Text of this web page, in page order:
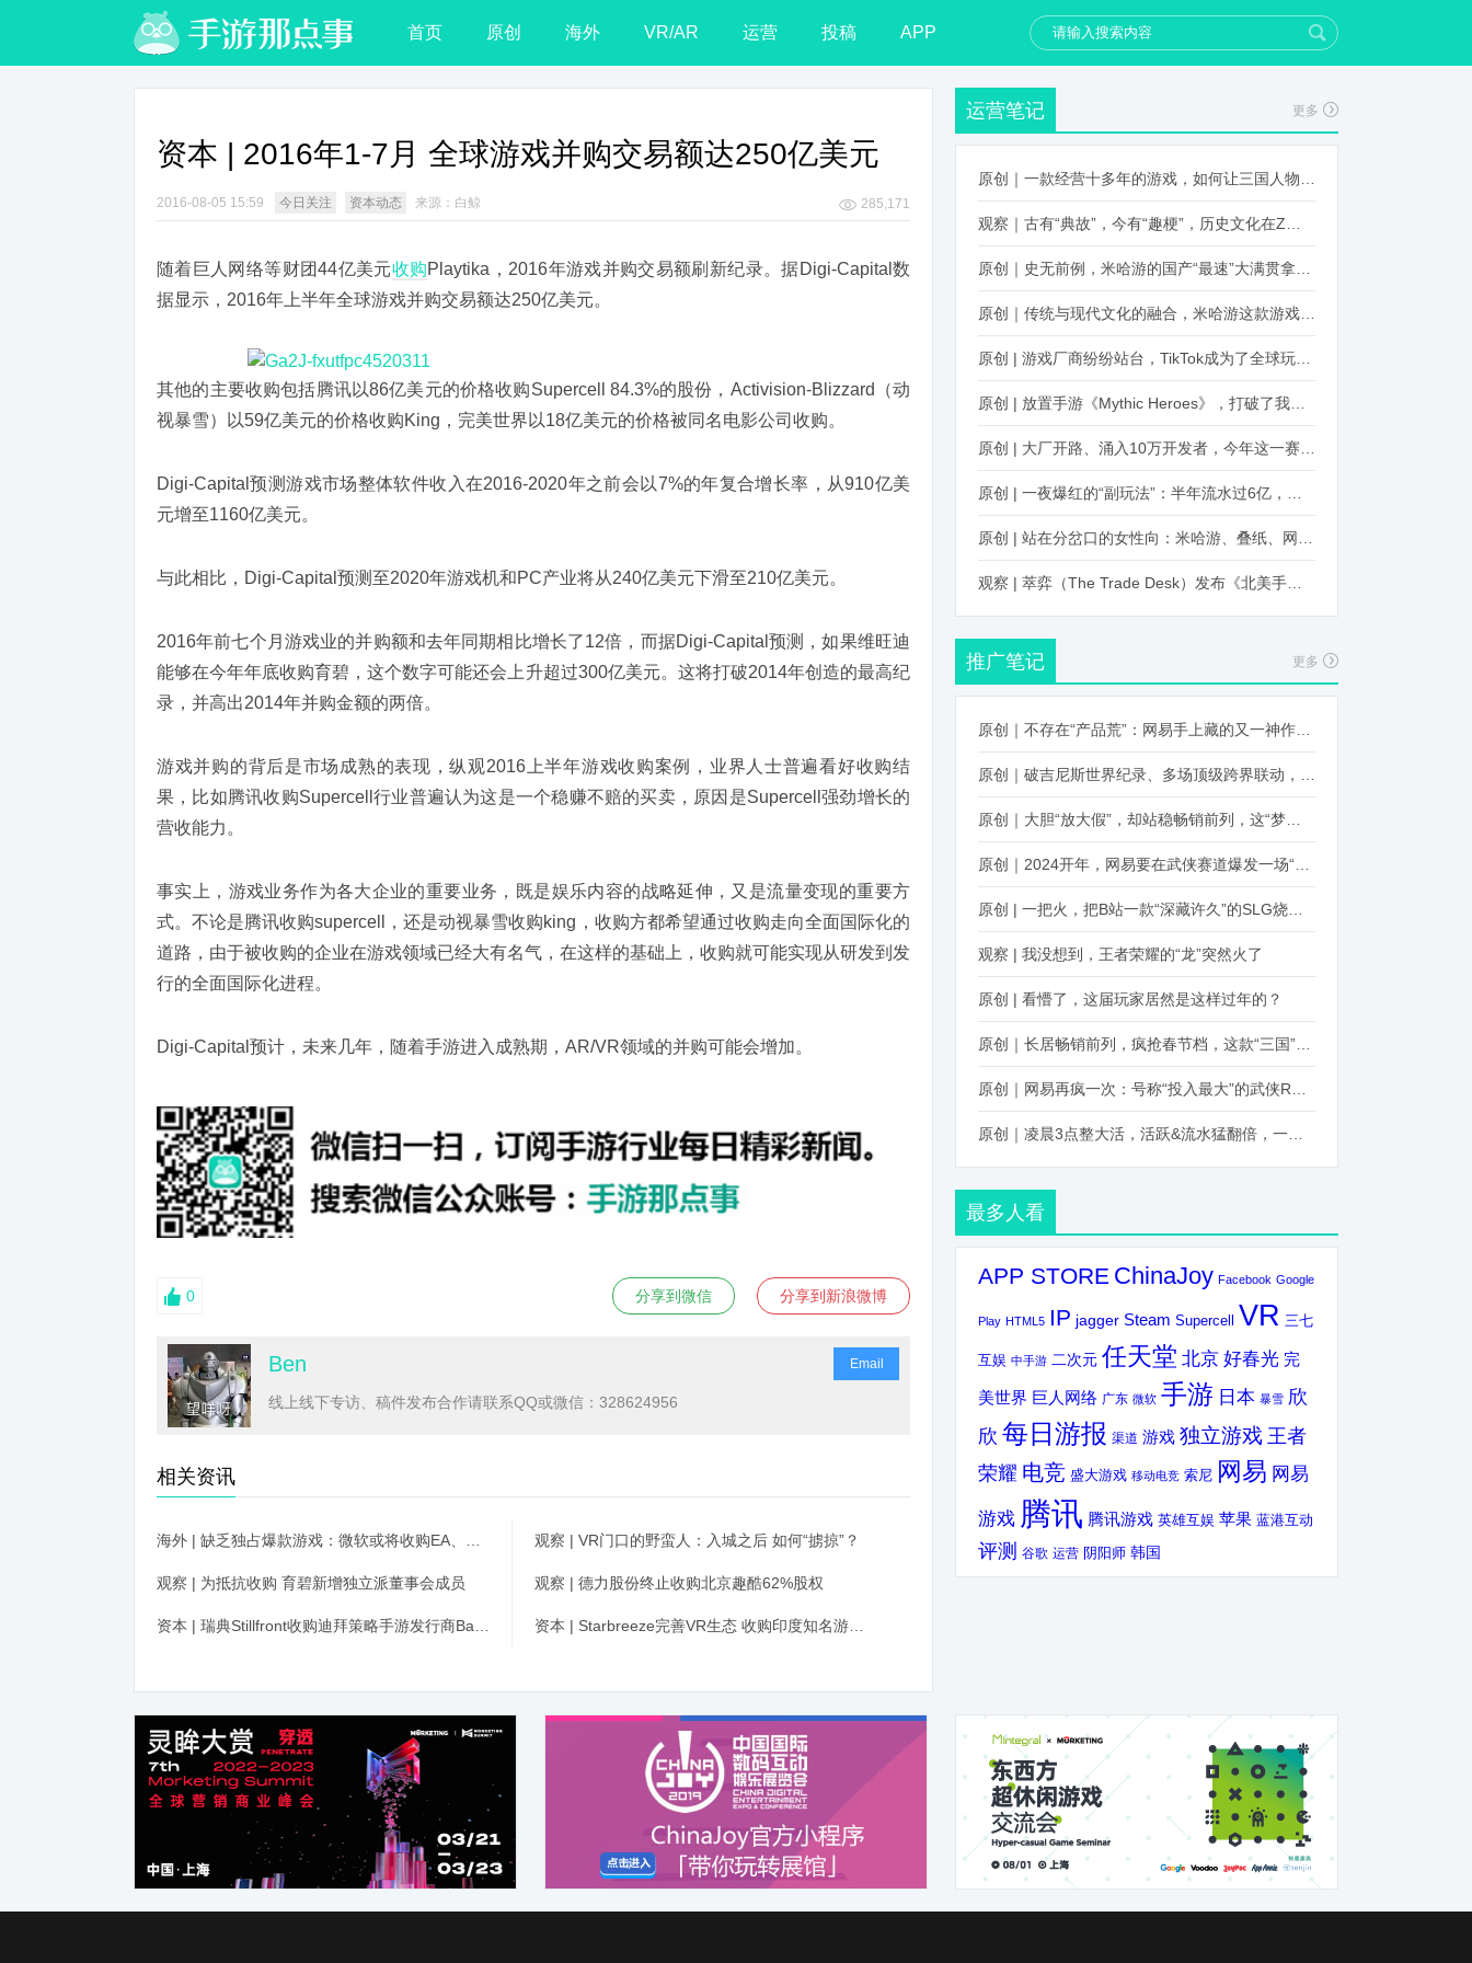
首页 原创 海外 VR/AR 运营 投稿 APP
资本 | 2016年1-7月 全球游戏并购交易额达250亿美元
2016-08-05 15:59 今日关注 资本动态 来源： 白鲸 285,171
随着巨人网络等财团44亿美元收购Playtika，2016年游戏并购交易额刷新纪录。据Digi-Capital数
据显示，2016年上半年全球游戏并购交易额达250亿美元。
其他的主要收购包括腾讯以86亿美元的价格收购Supercell 84.3%的股份，Activision-Blizzard（动
视暴雪）以59亿美元的价格收购King，完美世界以18亿美元的价格被同名电影公司收购。
Digi-Capital预测游戏市场整体软件收入在2016-2020年之前会以7%的年复合增长率，从910亿美
元增至1160亿美元。
与此相比，Digi-Capital预测至2020年游戏机和PC产业将从240亿美元下滑至210亿美元。
2016年前七个月游戏业的并购额和去年同期相比增长了12倍，而据Digi-Capital预测，如果维旺迪
能够在今年年底收购育碧，这个数字可能还会上升超过300亿美元。这将打破2014年创造的最高纪
录，并高出2014年并购金额的两倍。
游戏并购的背后是市场成熟的表现，纵观2016上半年游戏收购案例，业界人士普遍看好收购结
果，比如腾讯收购Supercell行业普遍认为这是一个稳赚不赔的买卖，原因是Supercell强劲增长的
营收能力。
事实上，游戏业务作为各大企业的重要业务，既是娱乐内容的战略延伸，又是流量变现的重要方
式。不论是腾讯收购supercell，还是动视暴雪收购king，收购方都希望通过收购走向全面国际化的
道路，由于被收购的企业在游戏领域已经大有名气，在这样的基础上，收购就可能实现从研发到发
行的全面国际化进程。
Digi-Capital预计，未来几年，随着手游进入成熟期，AR/VR领域的并购可能会增加。
0 分享到新浪微博
分享到微信
Ben
线上线下专访、稿件发布合作请联系QQ或微信：328624956
Email
相关资讯
观察 | VR门口的野蛮人：入城之后 如何“掳掠”？
观察 | 为抵抗收购 育碧新增独立派董事会成员 观察 | 德力股份终止收购北京趣酷62%股权
运营笔记 更多
推广笔记 更多
观察 | 我没想到，王者荣耀的“龙”突然火了
原创 | 看懵了，这届玩家居然是这样过年的？
最多人看
APP STORE ChinaJoy Facebook Google
Play HTML5 IP jagger Steam Supercell VR 三七
互娱 中手游 二次元 任天堂 北京 好春光 完
美世界 巨人网络 广东 微软 手游 日本 暴雪 欣
欣 每日游报 渠道 游戏 独立游戏 王者
荣耀 电竞 盛大游戏 移动电竞 索尼 网易 网易
游戏 腾讯 腾讯游戏 英雄互娱 苹果 蓝港互动
评测 谷歌 运营 阴阳师 韩国